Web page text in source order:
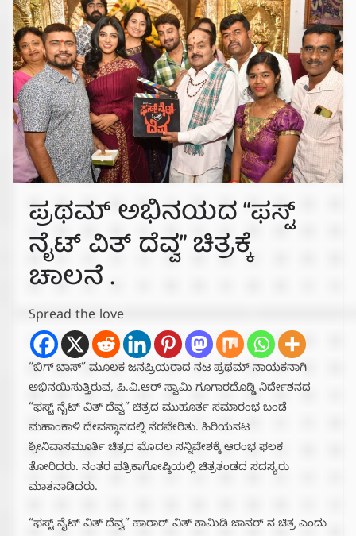
ಪ್ರಥಮ್ ಅಭಿನಯದ “ಫಸ್ಟ್
ನೈಟ್ ವಿತ್ ದೆವ್ವ” ಚಿತ್ರಕ್ಕೆ
ಚಾಲನೆ .
Spread the love
“ಬಿಗ್ ಬಾಸ್” ಮೂಲಕ ಜನಪ್ರಿಯರಾದ ನಟ ಪ್ರಥಮ್ ನಾಯಕನಾಗಿ
ಅಭಿನಯಿಸುತ್ತಿರುವ, ಪಿ.ವಿ.ಆರ್ ಸ್ವಾಮಿ ಗೂಗಾರದೊಡ್ಡಿ ನಿರ್ದೇಶನದ
“ಫಸ್ಟ್ ನೈಟ್ ವಿತ್ ದೆವ್ವ” ಚಿತ್ರದ ಮುಹೂರ್ತ ಸಮಾರಂಭ ಬಂಡೆ
ಮಹಾಂಕಾಳಿ ದೇವಸ್ಥಾನದಲ್ಲಿ ನೆರವೇರಿತು. ಹಿರಿಯನಟ
ಶ್ರೀನಿವಾಸಮೂರ್ತಿ ಚಿತ್ರದ ಮೊದಲ ಸನ್ನಿವೇಶಕ್ಕೆ ಆರಂಭ ಫಲಕ
ತೋರಿದರು. ನಂತರ ಪತ್ರಿಕಾಗೋಷ್ಠಿಯಲ್ಲಿ ಚಿತ್ರತಂಡದ ಸದಸ್ಯರು
ಮಾತನಾಡಿದರು.
“ಫಸ್ಟ್ ನೈಟ್ ವಿತ್ ದೆವ್ವ” ಹಾರಾರ್ ವಿತ್ ಕಾಮಿಡಿ ಜಾನರ್ ನ ಚಿತ್ರ ಎಂದು